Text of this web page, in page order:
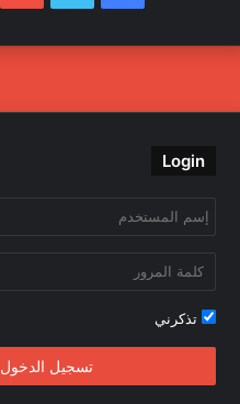
Login
تذكرني
تسجيل الدخول